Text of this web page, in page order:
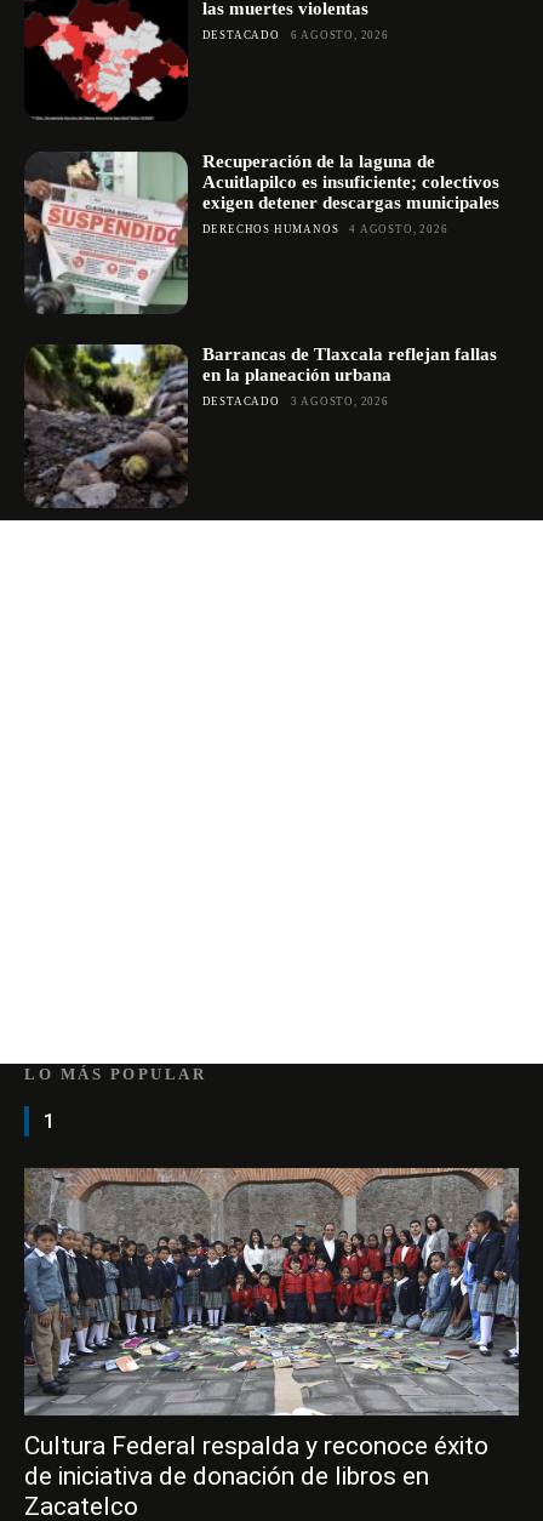
las muertes violentas
DESTACADO 6 AGOSTO, 2026
Recuperación de la laguna de
Acuitlapilco es insuficiente; colectivos
exigen detener descargas municipales
DERECHOS HUMANOS 4 AGOSTO, 2026
Barrancas de Tlaxcala reflejan fallas
en la planeación urbana
DESTACADO 3 AGOSTO, 2026
LO MÁS POPULAR
1
Cultura Federal respalda y reconoce éxito
de iniciativa de donación de libros en
Zacatelco